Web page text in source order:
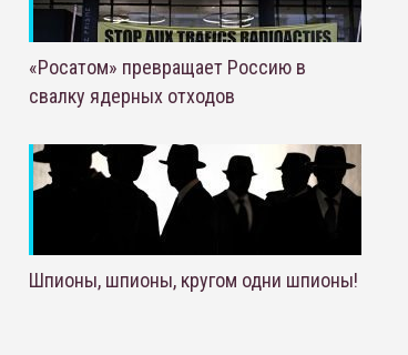
«Росатом» превращает Россию в
свалку ядерных отходов
Шпионы, шпионы, кругом одни шпионы!